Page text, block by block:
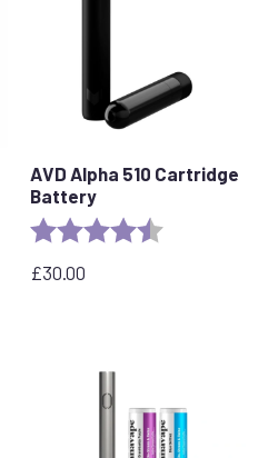
5 stars
AVD Alpha 510 Cartridge
Battery
Ocena:
£30.00